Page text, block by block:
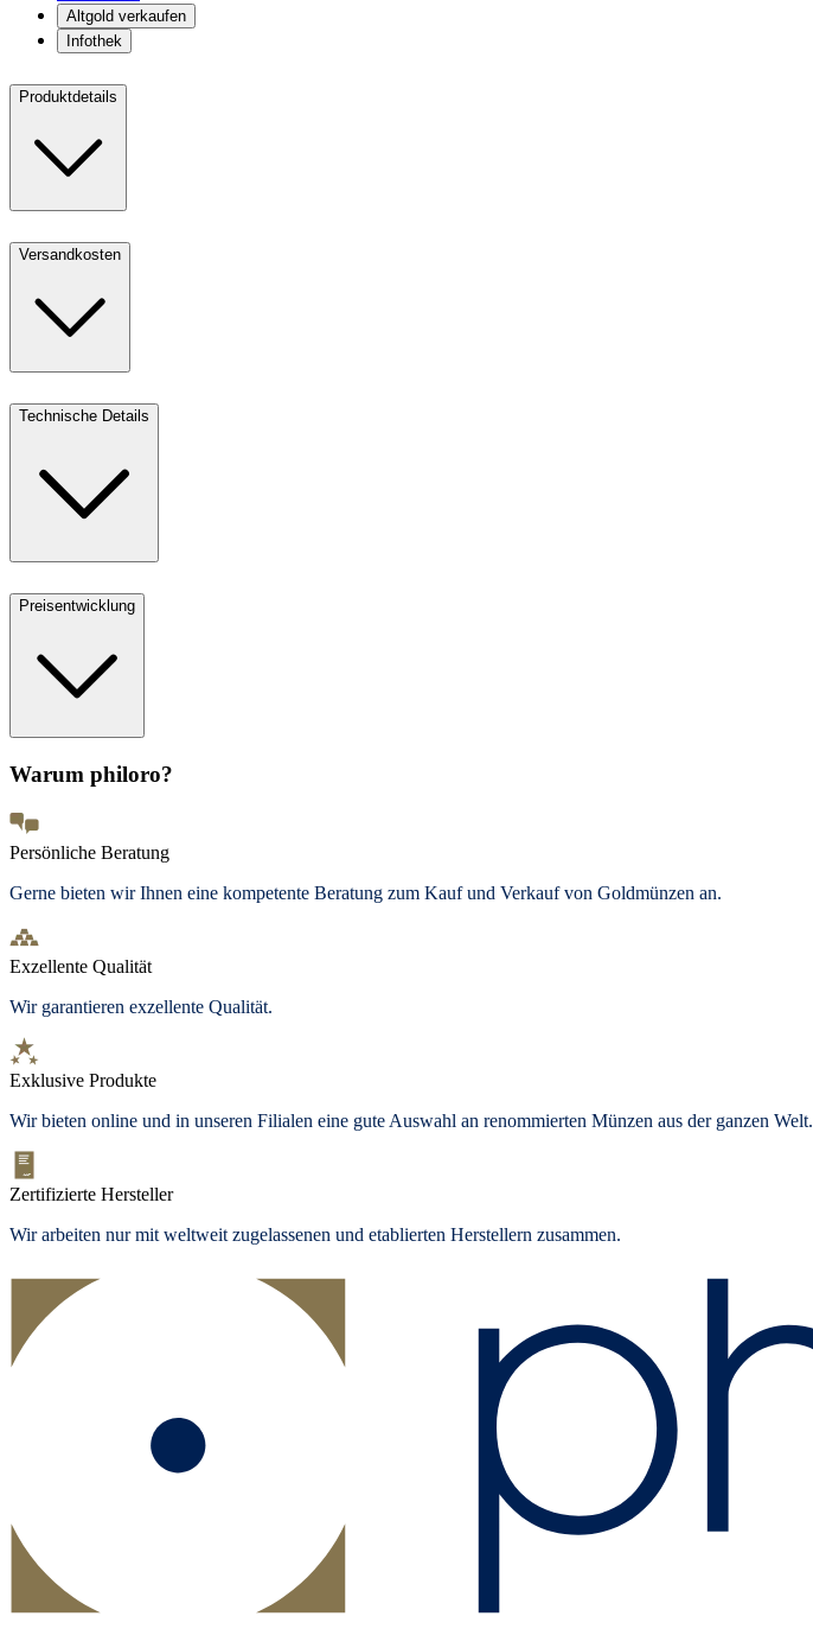
Altgold verkaufen
Infothek
Produktdetails
Versandkosten
Technische Details
Preisentwicklung
Warum philoro?
Persönliche Beratung
Gerne bieten wir Ihnen eine kompetente Beratung zum Kauf und Verkauf von Goldmünzen an.
Exzellente Qualität
Wir garantieren exzellente Qualität.
Exklusive Produkte
Wir bieten online und in unseren Filialen eine gute Auswahl an renommierten Münzen aus der ganzen Welt.
Zertifizierte Hersteller
Wir arbeiten nur mit weltweit zugelassenen und etablierten Herstellern zusammen.